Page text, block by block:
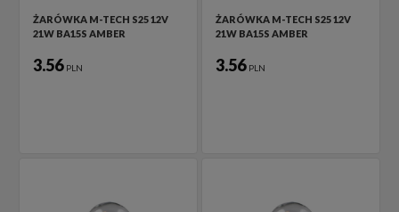
ŻARÓWKA M-TECH S25 12V
21W BA15S AMBER
3.56 PLN
ŻARÓWKA M-TECH S25 12V
21W BA15S AMBER
3.56 PLN